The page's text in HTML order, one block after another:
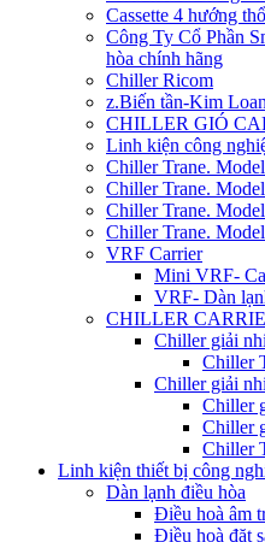
Cassette 4 hướng
Công Ty Cổ Phần
hòa chính hãng
Chiller Ricom
z.Biến tần-Kim Loan
CHILLER GIÓ
Linh kiện công
Chiller Trane.
Chiller Trane.
Chiller Trane.
Chiller Trane.
VRF Carrier
Mini VRF-
VRF- Dàn
CHILLER
Chiller giải
Chiller
Chiller giải
Chiller
Chiller
Chiller
Linh kiện thiết bị công
Dàn lạnh điều hòa
Điều hoà âm
Điều hoà đặt